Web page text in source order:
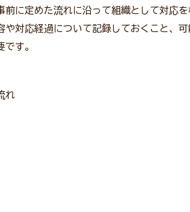
に定めた流れに沿って組織として対応
対応経過について記録しておくこと、
す。
れ